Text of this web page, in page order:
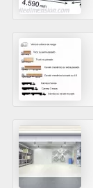
c
c
l
e
a
s
C